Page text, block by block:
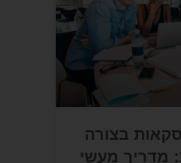
בצורה
מדריך מעשי